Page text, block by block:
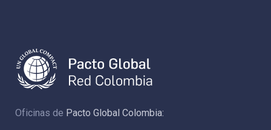
Oficinas de Pacto Global Colombia: